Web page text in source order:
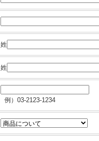
姓
姓
例）03-2123-1234